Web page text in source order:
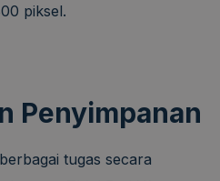
piksel.
Penyimpanan
tugas secara